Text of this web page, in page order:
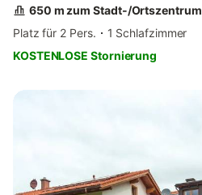
650 m zum Stadt-/Ortszentrum
Platz für 2 Pers.
1 Schlafzimmer
KOSTENLOSE Stornierung